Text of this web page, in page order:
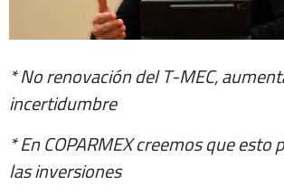
* No renovación del T-MEC,
incertidumbre
* En COPARMEX creemos que esto
las inversiones